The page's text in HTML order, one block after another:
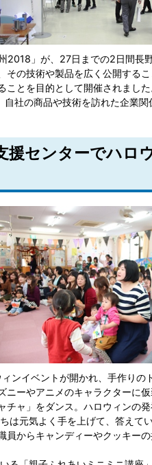
2018」が、27日までの2日間長
の技術や製品を広く公開するこ
とを目的として開催されまし
社の商品や技術を訪れた企業関
援センターでハロ
ンイベントが開かれ、手作りの
ーやアニメのキャラクターに
チャ」をダンス。ハロウィンの
は元気よく手を上げて、答えて
からキャンディーやクッキー